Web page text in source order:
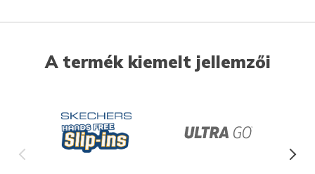
A termék kiemelt jellemzői